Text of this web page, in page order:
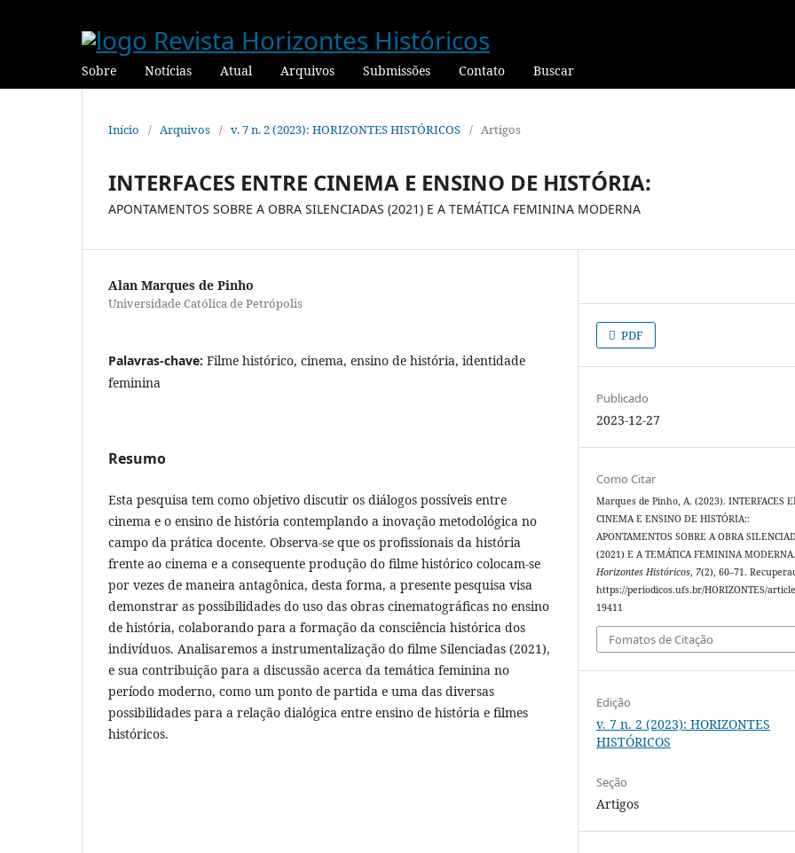
Sobre Notícias Atual Arquivos Submissões Contato Buscar
Início / Arquivos / v. 7 n. 2 (2023): HORIZONTES HISTÓRICOS / Artigos
INTERFACES ENTRE CINEMA E ENSINO DE HISTÓRIA:
APONTAMENTOS SOBRE A OBRA SILENCIADAS (2021) E A TEMÁTICA FEMININA MODERNA
Alan Marques de Pinho
Universidade Católica de Petrópolis
Palavras-chave: Filme histórico, cinema, ensino de história, identidade
feminina
Resumo
Esta pesquisa tem como objetivo discutir os diálogos possíveis entre
cinema e o ensino de história contemplando a inovação metodológica no
campo da prática docente. Observa-se que os profissionais da história
frente ao cinema e a consequente produção do filme histórico colocam-se
por vezes de maneira antagônica, desta forma, a presente pesquisa visa
demonstrar as possibilidades do uso das obras cinematográficas no ensino
de história, colaborando para a formação da consciência histórica dos
indivíduos. Analisaremos a instrumentalização do filme Silenciadas (2021),
e sua contribuição para a discussão acerca da temática feminina no
período moderno, como um ponto de partida e uma das diversas
possibilidades para a relação dialógica entre ensino de história e filmes
históricos.
PDF
Publicado
2023-12-27
Como Citar
Marques de Pinho, A. (2023). INTERFACES
CINEMA E ENSINO DE HISTÓRIA::
APONTAMENTOS SOBRE A OBRA
(2021) E A TEMÁTICA FEMININA MODERNA.
Horizontes Históricos, 7(2), 60–71.
https://periodicos.ufs.br/HORIZONTES/
19411
Fomatos de Citação
Edição
v. 7 n. 2 (2023): HORIZONTES
HISTÓRICOS
Seção
Artigos